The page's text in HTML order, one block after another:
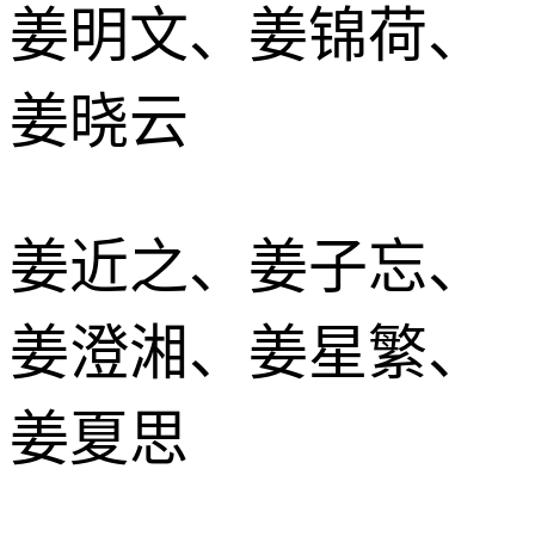
姜明文、姜锦荷、
姜晓云
姜近之、姜子忘、
姜澄湘、姜星繁、
姜夏思